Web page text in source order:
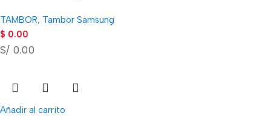
TAMBOR, Tambor Samsung
$ 0.00
S/ 0.00
Añadir al carrito